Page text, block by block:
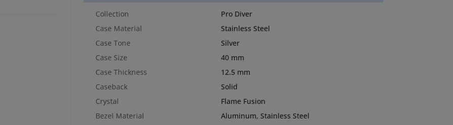
Collection
Pro Diver
Case Material
Stainless Steel
Case Tone
Silver
Case Size
40 mm
Case Thickness
12.5 mm
Caseback
Solid
Crystal
Flame Fusion
Bezel Material
Aluminum, Stainless Steel